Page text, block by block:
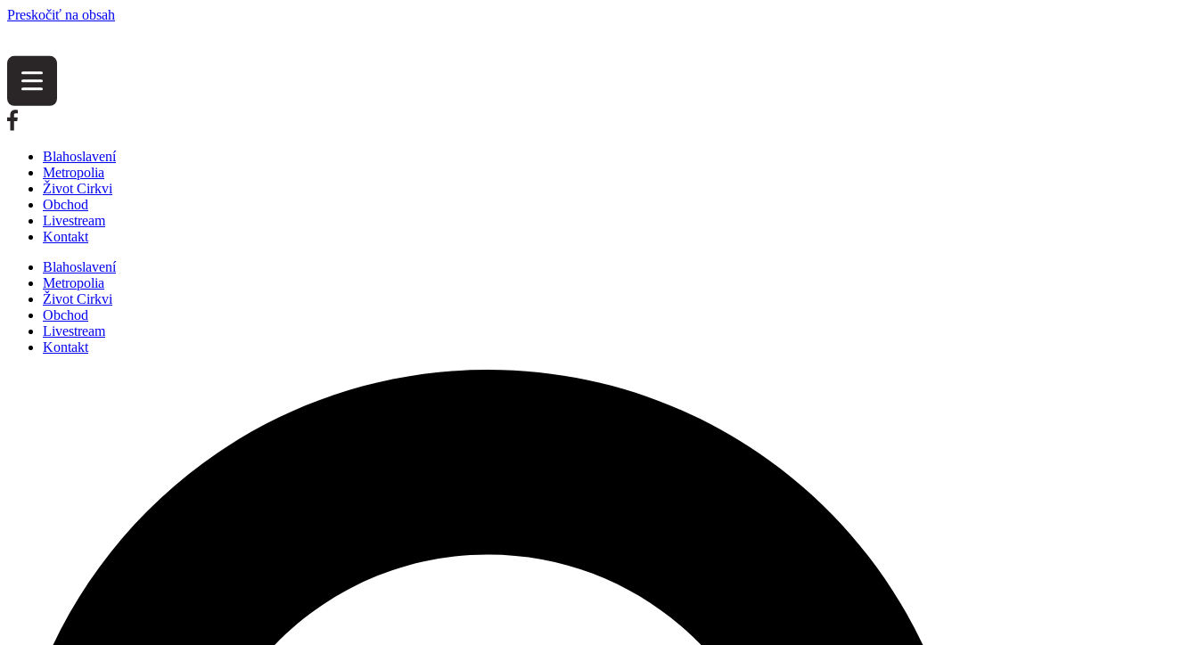
Preskočiť na obsah
Blahoslavení
Metropolia
Život Cirkvi
Obchod
Livestream
Kontakt
Blahoslavení
Metropolia
Život Cirkvi
Obchod
Livestream
Kontakt